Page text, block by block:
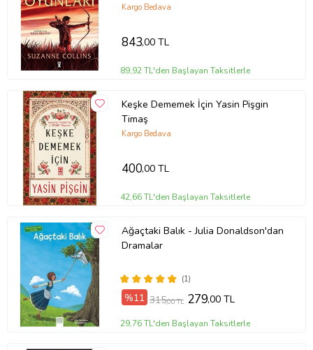
Kargo Bedava
843,00 TL
89,92 TL'den Başlayan Taksitlerle
Keşke Dememek İçin Yasin Pişgin
Timaş
Kargo Bedava
400,00 TL
42,66 TL'den Başlayan Taksitlerle
Ağaçtaki Balık - Julia Donaldson'dan
Dramalar
(1)
%11 315,00 TL 279,00 TL
29,76 TL'den Başlayan Taksitlerle